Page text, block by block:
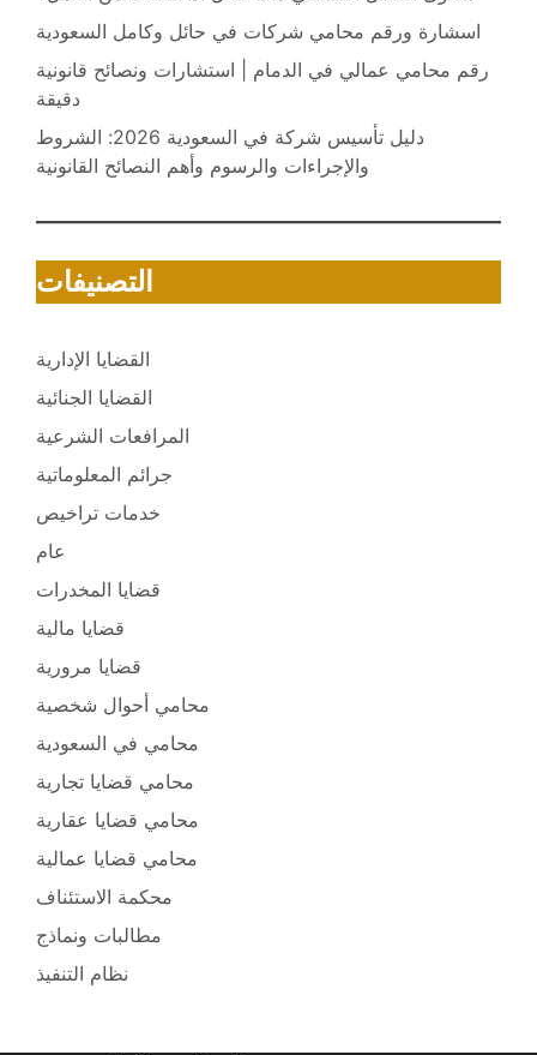
اسشارة ورقم محامي شركات في حائل وكامل السعودية
رقم محامي عمالي في الدمام | استشارات ونصائح قانونية
دقيقة
دليل تأسيس شركة في السعودية 2026: الشروط
والإجراءات والرسوم وأهم النصائح القانونية
التصنيفات
القضايا الإدارية
القضايا الجنائية
المرافعات الشرعية
جرائم المعلوماتية
خدمات تراخيص
عام
قضايا المخدرات
قضايا مالية
قضايا مرورية
محامي أحوال شخصية
محامي في السعودية
محامي قضايا تجارية
محامي قضايا عقارية
محامي قضايا عمالية
محكمة الاستئناف
مطالبات ونماذج
نظام التنفيذ